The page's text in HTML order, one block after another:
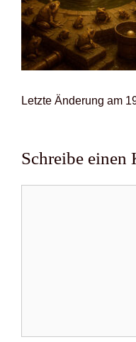
Letz­te Ände­rung am
Schreibe einen